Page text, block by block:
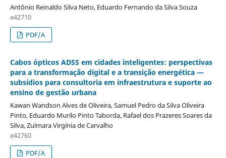
Antônio Reinaldo Silva Neto, Eduardo Fernando da Silva Souza
e42710
PDF/A
Cabos ópticos ADSS em cidades inteligentes: perspectivas
para a transformação digital e a transição energética —
subsídios para consultoria em infraestrutura e suporte ao
ensino de gestão urbana
Kawan Wandson Alves de Oliveira, Samuel Pedro da Silva Oliveira
Pinto, Eduardo Murilo Pinto Taborda, Rafael dos Prazeres Soares da
Silva, Zulmara Virgínia de Carvalho
e42760
PDF/A